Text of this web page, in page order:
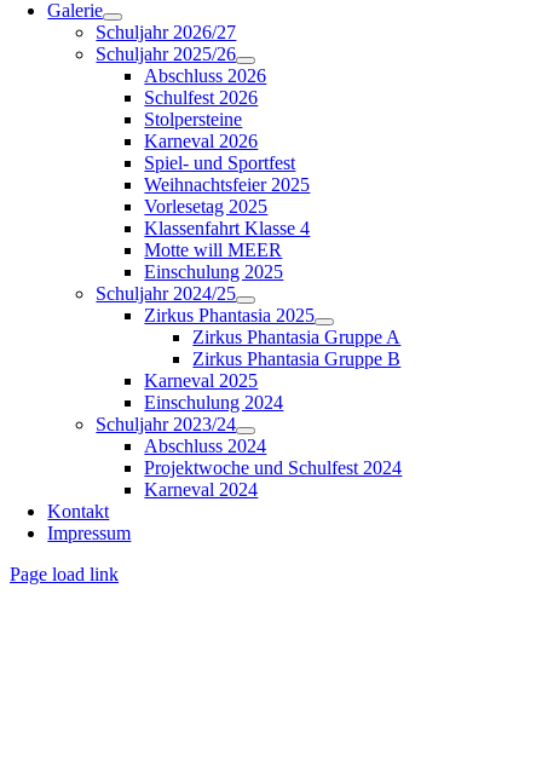
Galerie
Schuljahr 2026/27
Schuljahr 2025/26
Abschluss 2026
Schulfest 2026
Stolpersteine
Karneval 2026
Spiel- und Sportfest
Weihnachtsfeier 2025
Vorlesetag 2025
Klassenfahrt Klasse 4
Motte will MEER
Einschulung 2025
Schuljahr 2024/25
Zirkus Phantasia 2025
Zirkus Phantasia Gruppe A
Zirkus Phantasia Gruppe B
Karneval 2025
Einschulung 2024
Schuljahr 2023/24
Abschluss 2024
Projektwoche und Schulfest 2024
Karneval 2024
Kontakt
Impressum
Page load link